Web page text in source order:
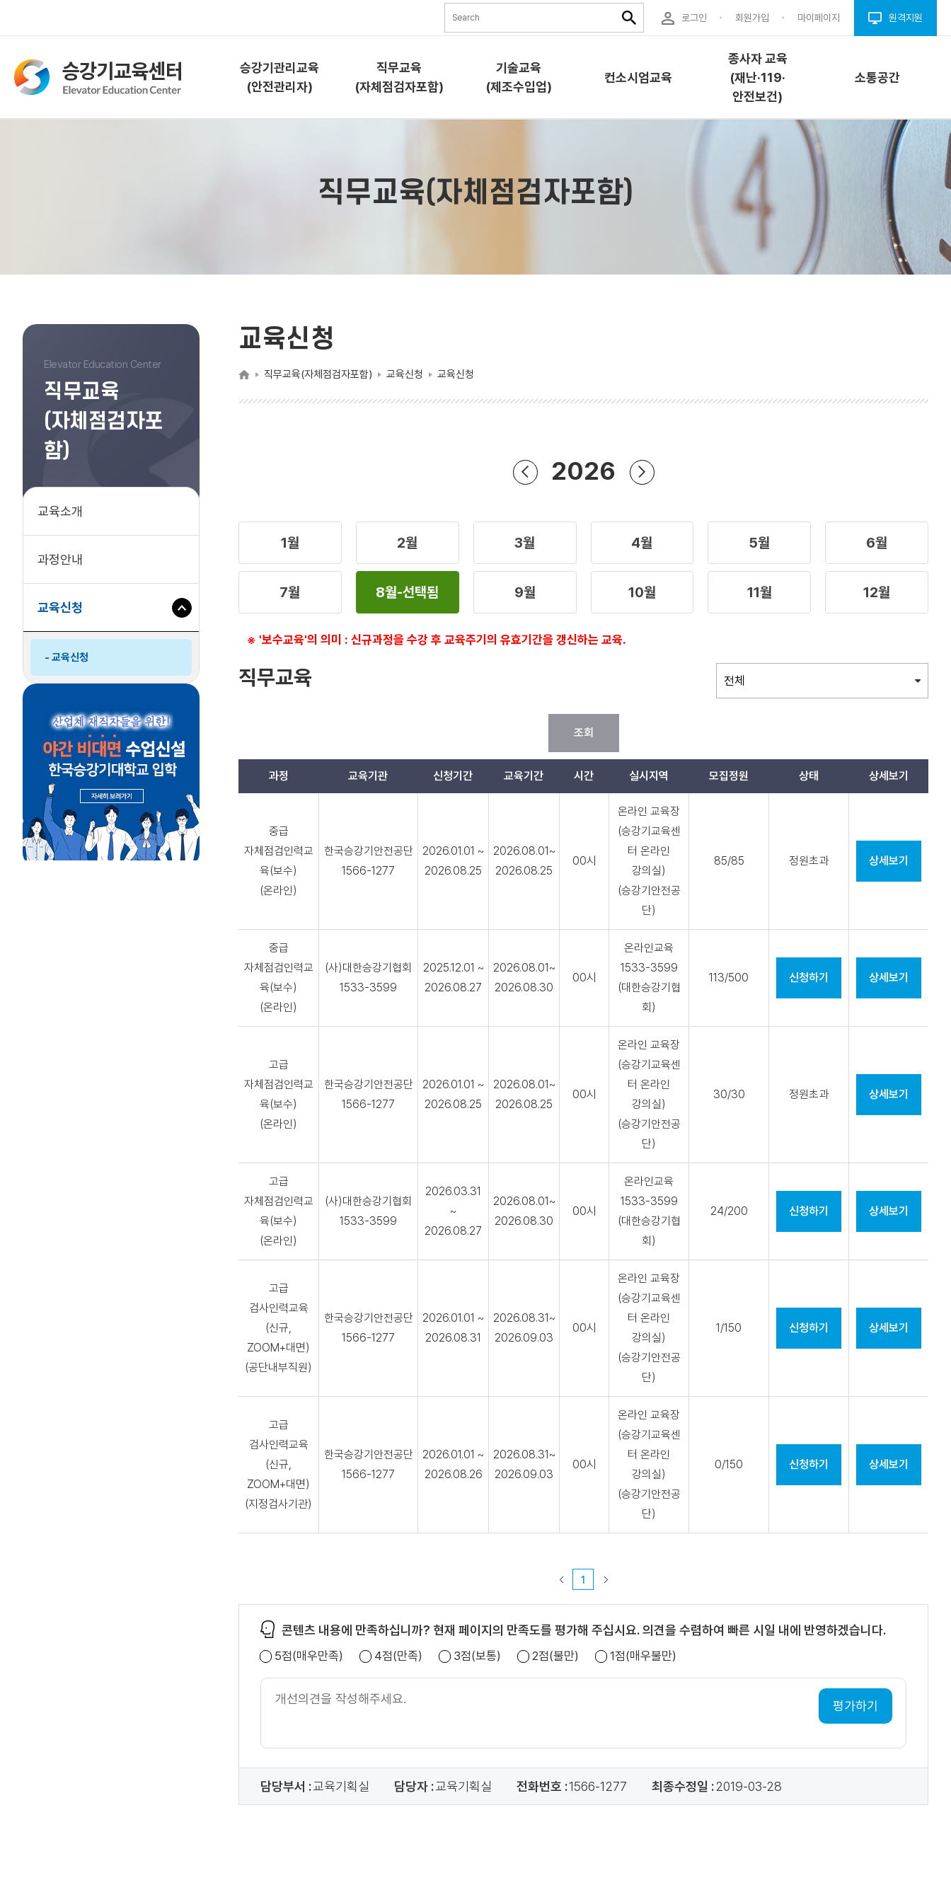
로그인 회원가입 마이페이지 원격지원
승강기관리교육
(안전관리자)
직무교육
(자체점검자포함)
기술교육
(제조수입업)
컨소시엄교육
종사자 교육
(재난·119·
안전보건)
소통공간
교육소개
종사자 교육(재난
·119·안전보건)
교육소개
교육신청
직무교육(자체점검자포함)
Elevator Education Center
직무교육
(자체점검자포
함)
교육소개
과정안내
교육신청
뉴
접
- 교육신청
교육신청
직무교육(자체점검자포함) 교육신청 교육신청
2026
1월 2월 3월 4월 5월 6월
7월 8월-선택됨 9월 10월 11월 12월
※ '보수교육'의 의미 : 신규과정을 수강 후 교육주기의 유효기간을 갱신하는 교육.
직무교육
조회
육
과정 교육기관 신청기간 교육기간 시간 실시지역 모집정원 상태 상세보기
중급
자체점검인력교
육(보수)
(온라인)
한국승강기안전공단
1566-1277
2026.01.01 ~
2026.08.25
2026.08.01~
2026.08.25
00시
온라인 교육장
(승강기교육센
터 온라인
강의실)
(승강기안전공
단)
85/85 정원초과 상세보기
중급
자체점검인력교
육(보수)
(온라인)
(사)대한승강기협회
1533-3599
2025.12.01 ~
2026.08.27
2026.08.01~
2026.08.30
00시
온라인교육
1533-3599
(대한승강기협
회)
113/500 신청하기 상세보기
고급
자체점검인력교
육(보수)
(온라인)
한국승강기안전공단
1566-1277
2026.01.01 ~
2026.08.25
2026.08.01~
2026.08.25
00시
온라인 교육장
(승강기교육센
터 온라인
강의실)
(승강기안전공
단)
30/30 정원초과 상세보기
고급
자체점검인력교
육(보수)
(온라인)
(사)대한승강기협회
1533-3599
2026.03.31
~
2026.08.27
2026.08.01~
2026.08.30
00시
온라인교육
1533-3599
(대한승강기협
회)
24/200 신청하기 상세보기
고급
검사인력교육
(신규,
ZOOM+대면)
(공단내부직원)
한국승강기안전공단
1566-1277
2026.01.01 ~
2026.08.31
2026.08.31~
2026.09.03
00시
온라인 교육장
(승강기교육센
터 온라인
강의실)
(승강기안전공
단)
1/150 신청하기 상세보기
고급
검사인력교육
(신규,
ZOOM+대면)
(지정검사기관)
한국승강기안전공단
1566-1277
2026.01.01 ~
2026.08.26
2026.08.31~
2026.09.03
00시
온라인 교육장
(승강기교육센
터 온라인
강의실)
(승강기안전공
단)
0/150 신청하기 상세보기
1
콘텐츠 내용에 만족하십니까? 현재 페이지의 만족도를 평가해 주십시요. 의견을 수렴하여 빠른 시일 내에 반영하겠습니다.
5점(매우만족) 4점(만족) 3점(보통) 2점(불만) 1점(매우불만)
개
평가하기
담당부서 :교육기획실 담당자 :교육기획실 전화번호 :1566-1277 최종수정일 :2019-03-28